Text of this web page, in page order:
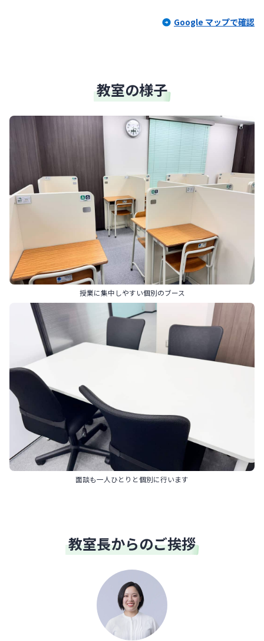
Google マップで確認
教室の様子
授業に集中しやすい個別のブース
面談も一人ひとりと個別に行います
教室長からのご挨拶